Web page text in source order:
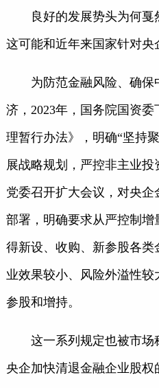
良好的发展势头为何戛
这可能和近年来国家针对央
为防范金融风险、确
济，2023年，国务院国资
理暂行办法》，明确“坚持
展战略规划，严控非主业投
党委召开扩大会议，对央
部署，明确要求从严控制
得新设、收购、新参股各
业效果较小、风险外溢性
参股和增持。
这一系列规定也被市场
央企加快清退金融企业股权